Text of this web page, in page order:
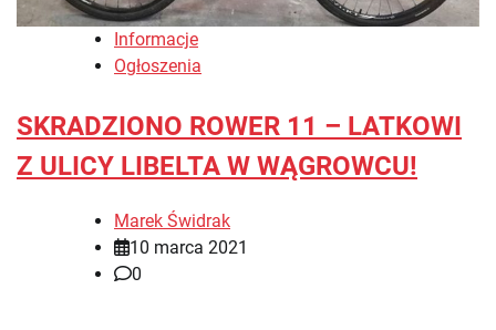
Informacje
Ogłoszenia
SKRADZIONO ROWER 11 – LATKOWI
Z ULICY LIBELTA W WĄGROWCU!
Marek Świdrak
10 marca 2021
0